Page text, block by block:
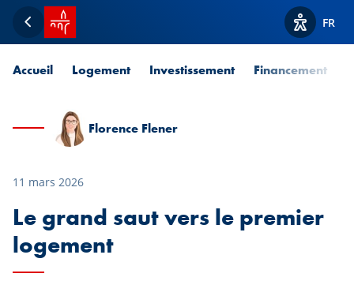
Retour
Accueil SPUERKEESS
Afficher
FR
Accueil Logement Investissement Financement
Florence Flener
11 mars 2026
Le grand saut vers le premier
logement